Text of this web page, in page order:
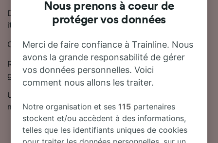
Des trains directs circulent tous les jours sur cet
itinéraire reliant Chartres à Maintenon.
Cette ligne est desservie par SNCF.
Réserver son billet de train à l'avance permet
généralement de trouver des prix plus bas.
Utilisez notre planificateur de voyage pour obtenir les
meilleurs prix sur vos billets.
Nous prenons à coeur de
protéger vos données
Merci de faire confiance à Trainline. Nous
avons la grande responsabilité de gérer
vos données personnelles. Voici
comment nous allons les traiter.
Notre organisation et ses115 partenaires
stockent et/ou accèdent à des informations,
telles que les identifiants uniques de cookies